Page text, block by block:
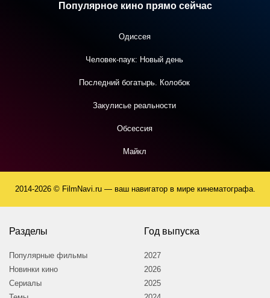
Популярное кино прямо сейчас
Одиссея
Человек-паук: Новый день
Последний богатырь. Колобок
Закулисье реальности
Обсессия
Майкл
2014-2026 © FilmNavi.ru — ваш навигатор в мире кинематографа.
Разделы
Популярные фильмы
Новинки кино
Сериалы
Год выпуска
2027
2026
2025